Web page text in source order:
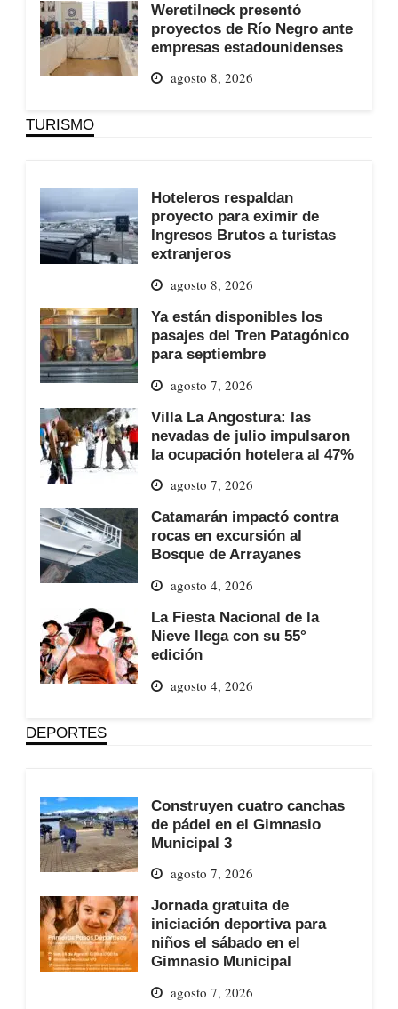
Weretilneck presentó
proyectos de Río Negro ante
empresas estadounidenses
agosto 8, 2026
TURISMO
Hoteleros respaldan
proyecto para eximir de
Ingresos Brutos a turistas
extranjeros
agosto 8, 2026
Ya están disponibles los
pasajes del Tren Patagónico
para septiembre
agosto 7, 2026
Villa La Angostura: las
nevadas de julio impulsaron
la ocupación hotelera al 47%
agosto 7, 2026
Catamarán impactó contra
rocas en excursión al
Bosque de Arrayanes
agosto 4, 2026
La Fiesta Nacional de la
Nieve llega con su 55°
edición
agosto 4, 2026
DEPORTES
Construyen cuatro canchas
de pádel en el Gimnasio
Municipal 3
agosto 7, 2026
Jornada gratuita de
iniciación deportiva para
niños el sábado en el
Gimnasio Municipal
agosto 7, 2026